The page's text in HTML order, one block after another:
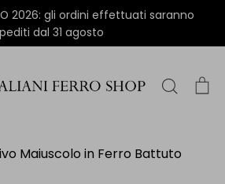
2026: gli ordini effettuati saranno
dal 31 agosto
Cerca
Maiuscolo in Ferro Battuto